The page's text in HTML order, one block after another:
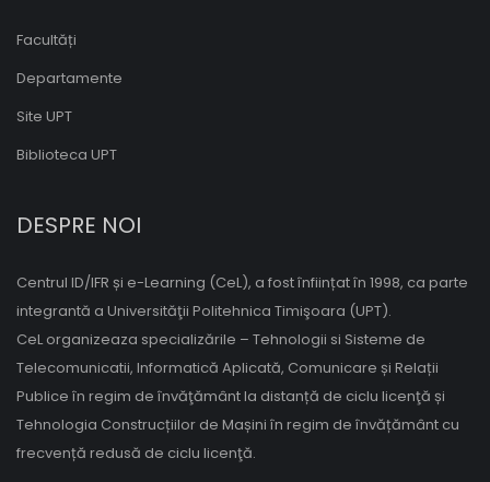
Facultăți
Departamente
Site UPT
Biblioteca UPT
DESPRE NOI
Centrul ID/IFR și e-Learning (CeL), a fost înființat în 1998, ca parte
integrantă a Universităţii Politehnica Timişoara (UPT).
CeL organizeaza specializările – Tehnologii si Sisteme de
Telecomunicatii, Informatică Aplicată, Comunicare și Relații
Publice în regim de învăţământ la distanță de ciclu licenţă și
Tehnologia Construcțiilor de Mașini în regim de învățământ cu
frecvență redusă de ciclu licenţă.